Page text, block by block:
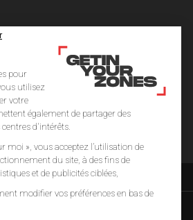
pour
utilisez
votre
également de partager des
d'intérêts.
moi », vous acceptez l’utilisation de
du site, à des fins de
et de publicités ciblées,
modifier vos préférences en bas de